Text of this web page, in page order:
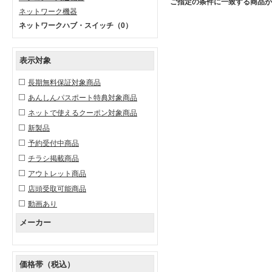
ネットワーク機器
ネットワークハブ・スイッチ （0）
表示対象
長期無料保証対象商品
あんしんパスポート特典対象商品
ネットで使えるクーポン対象商品
新製品
予約受付中商品
チラシ掲載商品
アウトレット商品
店頭受取可能商品
動画あり
メーカー
価格帯（税込）
ご指定の条件に一致する商品